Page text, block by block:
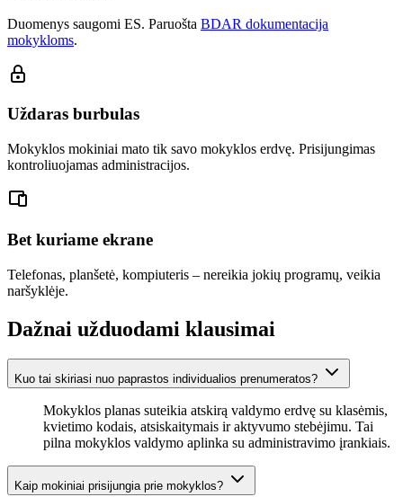
Duomenys saugomi ES. Paruošta BDAR dokumentacija
mokykloms.
Uždaras burbulas
Mokyklos mokiniai mato tik savo mokyklos erdvę. Prisijungimas
kontroliuojamas administracijos.
Bet kuriame ekrane
Telefonas, planšetė, kompiuteris – nereikia jokių programų, veikia
naršyklėje.
Dažnai užduodami klausimai
Kuo tai skiriasi nuo paprastos individualios prenumeratos?
Mokyklos planas suteikia atskirą valdymo erdvę su klasėmis,
kvietimo kodais, atsiskaitymais ir aktyvumo stebėjimu. Tai
pilna mokyklos valdymo aplinka su administravimo įrankiais.
Kaip mokiniai prisijungia prie mokyklos?